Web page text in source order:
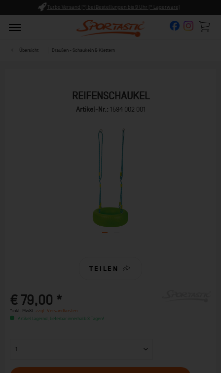
bis 9 Uhr (* Lagerware) Persönliche Beratung ab 8:00
Übersicht Draußen - Schaukeln & Klettern
REIFENSCHAUKEL
Artikel-Nr.: 1584 002 001
TEILEN
€ 79,00 *
*inkl. MwSt. zzgl. Versandkosten
Artikel lagernd, lieferbar innerhalb 3 Tagen!